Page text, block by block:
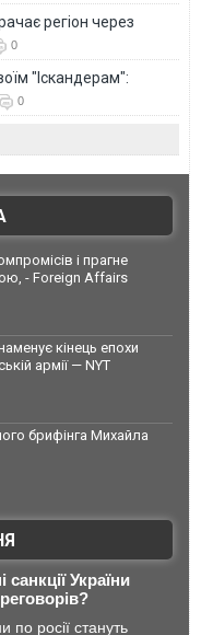
регіон через
0
"Іскандерам":
0
і прагне
- Foreign Affairs
кінець епохи
армії — NYT
брифінга Михайла
України
по росії стануть